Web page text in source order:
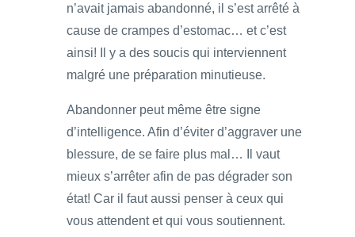
n’avait jamais abandonné, il s’est arrêté à
cause de crampes d’estomac… et c’est
ainsi! Il y a des soucis qui interviennent
malgré une préparation minutieuse.
Abandonner peut même être signe
d’intelligence. Afin d’éviter d’aggraver une
blessure, de se faire plus mal… Il vaut
mieux s’arrêter afin de pas dégrader son
état! Car il faut aussi penser à ceux qui
vous attendent et qui vous soutiennent.